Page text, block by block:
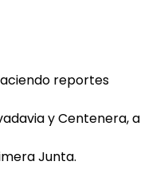
reportes
y Centenera, a
Junta.